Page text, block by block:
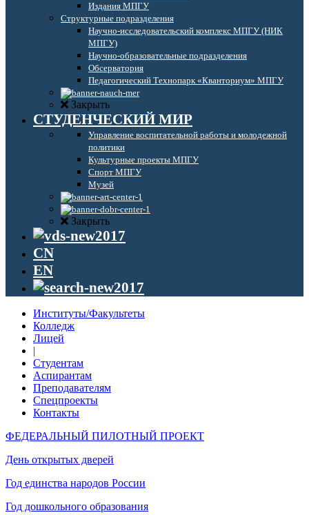
Издания МПГУ
Структурные подразделения
Научно-исследовательский комплекс МПГУ (НИК
МПГУ)
Научно-образовательные подразделения
Обсерватория
Педагогический Технопарк «Кванториум» МПГУ
Закрыть
СТУДЕНЧЕСКИЙ МИР
Управление воспитательной работы и молодежной
политики
Культурные проекты МПГУ
Спорт МПГУ
Музей
Закрыть
CN
EN
Институты/Факультеты
Колледж
Лицей
|
Студентам
Аспирантам
Преподавателям
Спецпроекты
Контакты
ФЕДЕРАЛЬНЫЙ ПИЛОТНЫЙ ПРОЕКТ
День открытых дверей
Год единства народов России
Год дошкольного образования